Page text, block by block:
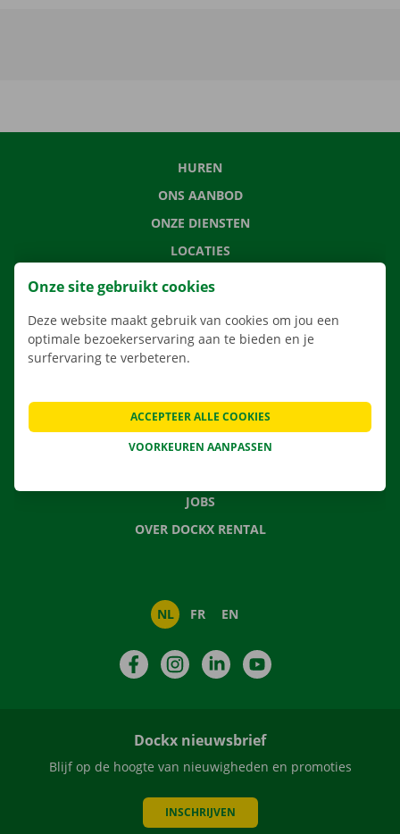
HUREN
ONS AANBOD
ONZE DIENSTEN
LOCATIES
APP
VEELGESTELDE VRAGEN
NIEUWS
JOBS
OVER DOCKX RENTAL
NL FR EN
FacebookInstagramLinkedIn
Dockx nieuwsbrief
Blijf op de hoogte van nieuwigheden en promoties
INSCHRIJVEN
Onze site gebruikt cookies
Deze website maakt gebruik van cookies om jou een
optimale bezoekerservaring aan te bieden en je
surfervaring te verbeteren.
VOORKEUREN AANPASSEN
ACCEPTEER ALLE COOKIES